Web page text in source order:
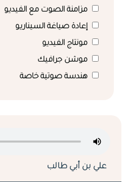
مزامنة الصوت مع الفيديو
إعادة صياغة السيناريو
مونتاج الفيديو
موشن جرافيك
هندسة صوتية خاصة
علي بن أبي طالب